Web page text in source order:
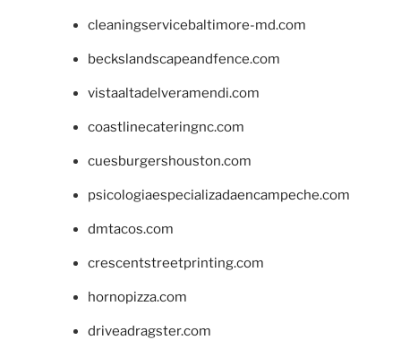
cleaningservicebaltimore-md.com
beckslandscapeandfence.com
vistaaltadelveramendi.com
coastlinecateringnc.com
cuesburgershouston.com
psicologiaespecializadaencampeche.com
dmtacos.com
crescentstreetprinting.com
hornopizza.com
driveadragster.com